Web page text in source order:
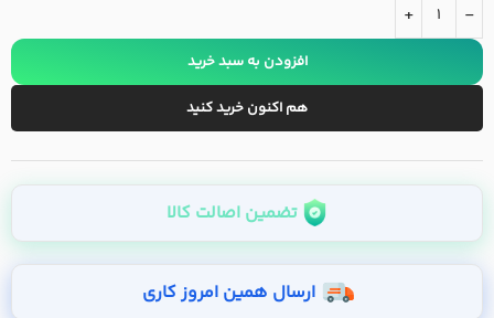
-
+
افزودن به سبد خرید
هم اکنون خرید کنید
تضمین اصالت کالا
ارسال همین امروز کاری